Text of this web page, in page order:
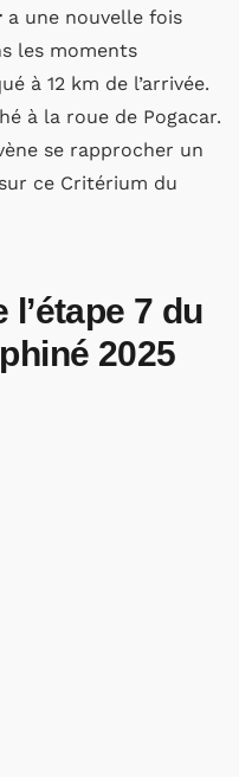
a une nouvelle fois
les moments
à 12 km de l’arrivée.
à la roue de Pogacar.
se rapprocher un
ce Critérium du
7 du
2025